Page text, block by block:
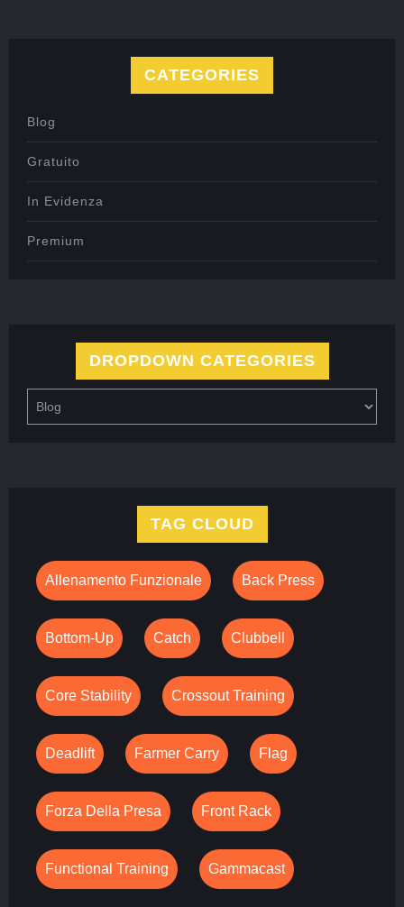
CATEGORIES
Blog
Gratuito
In Evidenza
Premium
DROPDOWN CATEGORIES
TAG CLOUD
Allenamento Funzionale Back Press
Bottom-Up Catch Clubbell
Core Stability Crossout Training
Deadlift Farmer Carry Flag
Forza Della Presa Front Rack
Functional Training Gammacast